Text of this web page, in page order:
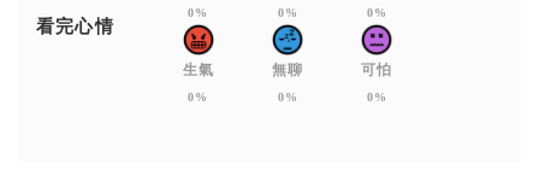
看完心情
0% 0% 0%
生氣
0%
無聊
0%
可怕
0%